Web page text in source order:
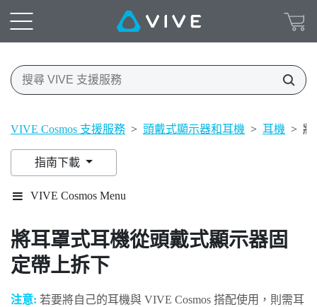
VIVE Cosmos 支援服務 > 頭戴式顯示器和耳機 > 耳機 > 將
指南下載
VIVE Cosmos Menu
將耳罩式耳機從頭戴式顯示器固
定帶上拆下
注意: 若要將自己的耳機與 VIVE Cosmos 搭配使用，則需耳